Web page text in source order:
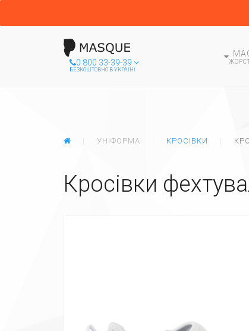
0 800 33-39-39
БЕЗКОШТОВНО В УКРАЇНІ
ГЛАВНАЯУНІФОРМА КРОСІВКИ
Кросівки